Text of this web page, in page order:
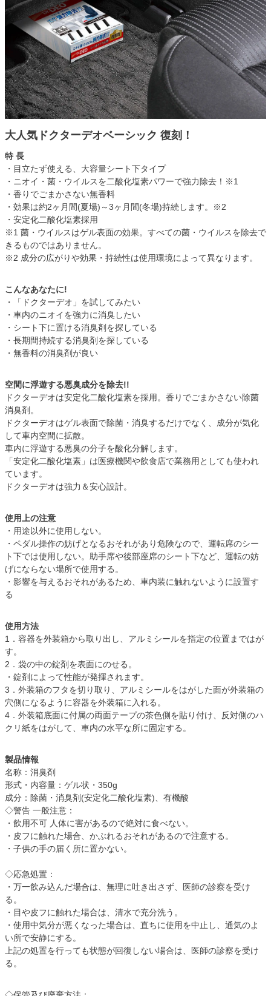
大人気ドクターデオベーシック 復刻！
特 長
・目立たず使える、大容量シート下タイプ
・ニオイ・菌・ウイルスを二酸化塩素パワーで強力除去！※1
・香りでごまかさない無香料
・効果は約2ヶ月間(夏場)～3ヶ月間(冬場)持続します。※2
・安定化二酸化塩素採用
※1 菌・ウイルスはゲル表面の効果。すべての菌・ウイルスを除去で
きるものではありません。
※2 成分の広がりや効果・持続性は使用環境によって異なります。
こんなあなたに!
・「ドクターデオ」を試してみたい
・車内のニオイを強力に消臭したい
・シート下に置ける消臭剤を探している
・長期間持続する消臭剤を探している
・無香料の消臭剤が良い
空間に浮遊する悪臭成分を除去!!
ドクターデオは安定化二酸化塩素を採用。香りでごまかさない除菌
消臭剤。
ドクターデオはゲル表面で除菌・消臭するだけでなく、成分が気化
して車内空間に拡散。
車内に浮遊する悪臭の分子を酸化分解します。
「安定化二酸化塩素」は医療機関や飲食店で業務用としても使われ
ています。
ドクターデオは強力＆安心設計。
使用上の注意
・用途以外に使用しない。
・ペダル操作の妨げとなるおそれがあり危険なので、運転席のシー
ト下では使用しない。助手席や後部座席のシート下など、運転の妨
げにならない場所で使用する。
・影響を与えるおそれがあるため、車内装に触れないように設置す
る
使用方法
1．容器を外装箱から取り出し、アルミシールを指定の位置まではが
す。
2．袋の中の錠剤を表面にのせる。
・錠剤によって性能が発揮されます。
3．外装箱のフタを切り取り、アルミシールをはがした面が外装箱の
穴側になるように容器を外装箱に入れる。
4．外装箱底面に付属の両面テープの茶色側を貼り付け、反対側のハ
クリ紙をはがして、車内の水平な所に固定する。
製品情報
名称：消臭剤
形式・内容量：ゲル状・350g
成分：除菌・消臭剤(安定化二酸化塩素)、有機酸
◇警告 一般注意：
・飲用不可 人体に害があるので絶対に食べない。
・皮フに触れた場合、かぶれるおそれがあるので注意する。
・子供の手の届く所に置かない。
◇応急処置：
・万一飲み込んだ場合は、無理に吐き出さず、医師の診察を受け
る。
・目や皮フに触れた場合は、清水で充分洗う。
・使用中気分が悪くなった場合は、直ちに使用を中止し、通気のよ
い所で安静にする。
上記の処置を行っても状態が回復しない場合は、医師の診察を受け
る。